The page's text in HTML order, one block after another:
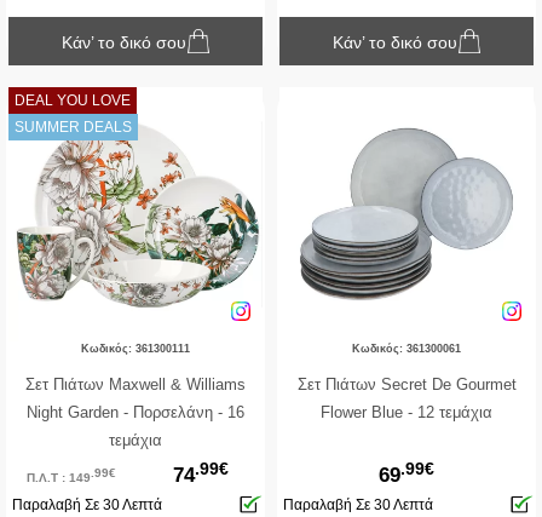
Κάν’ το δικό σου Κάν’ το δικό σου
DEAL YOU LOVE
SUMMER DEALS
Κωδικός: 361300111
Σετ Πιάτων Maxwell & Williams
Night Garden - Πορσελάνη - 16
τεμάχια
Π.Λ.Τ : 149.99€ 74.99€
Παραλαβή Σε 30 Λεπτά
Κωδικός: 361300061
Σετ Πιάτων Secret De Gourmet
Flower Blue - 12 τεμάχια
69.99€
Παραλαβή Σε 30 Λεπτά